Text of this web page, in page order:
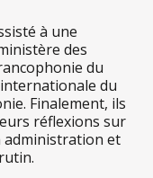
à une
des
du
du
Finalement, ils
réflexions sur
administration et